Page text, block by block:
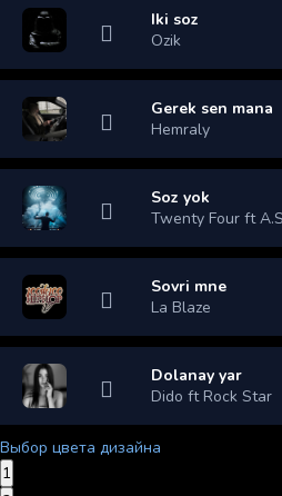
Iki soz
Ozik
Gerek sen mana
Hemraly
Soz yok
Twenty Four ft
Sovri mne
La Blaze
Dolanay yar
Dido ft Rock Star
Выбор цвета дизайна
1